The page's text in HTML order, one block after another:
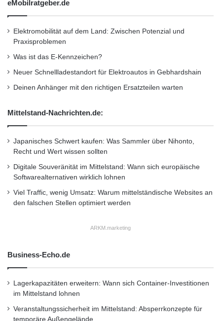
eMobilratgeber.de
Elektromobilität auf dem Land: Zwischen Potenzial und
Praxisproblemen
Was ist das E-Kennzeichen?
Neuer Schnellladestandort für Elektroautos in Gebhardshain
Deinen Anhänger mit den richtigen Ersatzteilen warten
Mittelstand-Nachrichten.de:
Japanisches Schwert kaufen: Was Sammler über Nihonto,
Recht und Wert wissen sollten
Digitale Souveränität im Mittelstand: Wann sich europäische
Softwarealternativen wirklich lohnen
Viel Traffic, wenig Umsatz: Warum mittelständische Websites an
den falschen Stellen optimiert werden
ARKM.marketing
Business-Echo.de
Lagerkapazitäten erweitern: Wann sich Container-Investitionen
im Mittelstand lohnen
Veranstaltungssicherheit im Mittelstand: Absperrkonzepte für
temporäre Außengelände